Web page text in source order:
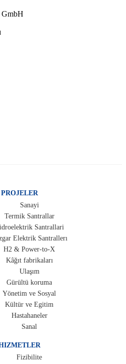
PROJELER
Sanayi
Termik Santrallar
Santrallari
Elektrik Santrallerı
H2 & Power-to-X
Kâğıt fabrikaları
Ulaşım
Gürültü koruma
Yönetim ve Sosyal
Kültür ve Egitim
Hastahaneler
Sanal
Fizibilite